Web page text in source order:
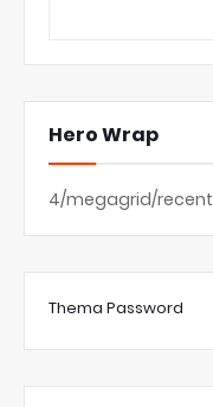
Hero Wrap
4/megagrid/recent
Thema Password